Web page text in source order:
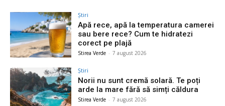
Știri
Apă rece, apă la temperatura camerei
sau bere rece? Cum te hidratezi
corect pe plajă
Stirea Verde - 7 august 2026
Știri
Norii nu sunt cremă solară. Te poți
arde la mare fără să simți căldura
Stirea Verde - 7 august 2026